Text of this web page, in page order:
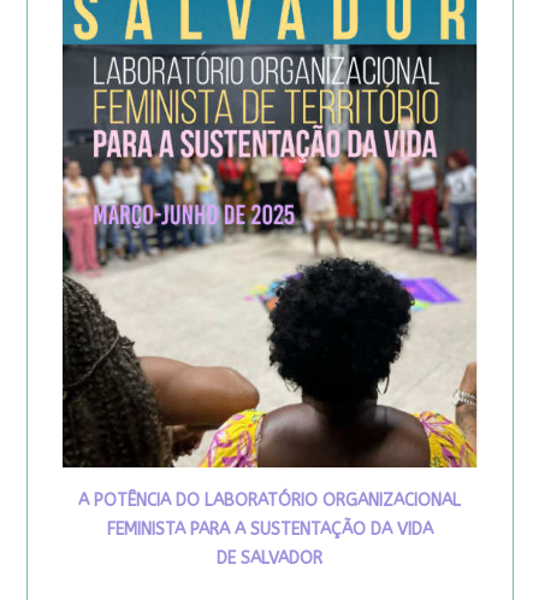
A POTÊNCIA DO LABORATÓRIO ORGANIZACIONAL
FEMINISTA PARA A SUSTENTAÇÃO DA VIDA
DE SALVADOR